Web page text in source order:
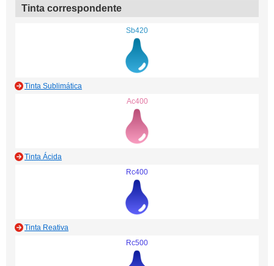
Tinta correspondente
Sb420
Tinta Sublimática
Ac400
Tinta Ácida
Rc400
Tinta Reativa
Rc500